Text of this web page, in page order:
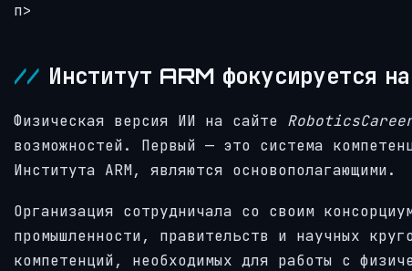
п>
Институт ARM фокусируется
Физическая версия ИИ на сайте
возможностей. Первый — это система
Института ARM, являются основополагающими.
Организация сотрудничала со своим
промышленности, правительств и научных
компетенций, необходимых для работы с